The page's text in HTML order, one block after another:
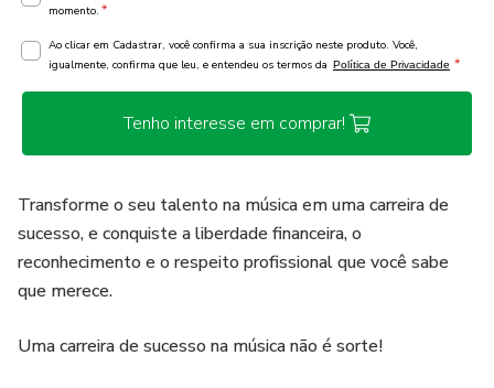
momento. *
Ao clicar em Cadastrar, você confirma a sua inscrição neste produto. Você,
igualmente, confirma que leu, e entendeu os termos da Política de Privacidade *
Tenho interesse em comprar!
Transforme o seu talento na música em uma carreira de
sucesso, e conquiste a liberdade financeira, o
reconhecimento e o respeito profissional que você sabe
que merece.
Uma carreira de sucesso na música não é sorte!